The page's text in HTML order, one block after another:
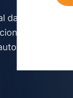
da
que
no